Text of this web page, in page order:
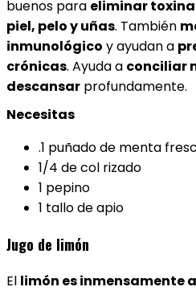
buenos para eliminar
piel, pelo y uñas. También
inmunológico y ayudan a
crónicas. Ayuda a conciliar
descansar profundamente.
Necesitas
.1 puñado de menta
1/4 de col rizado
1 pepino
1 tallo de apio
Jugo de limón
El limón es inmensamente